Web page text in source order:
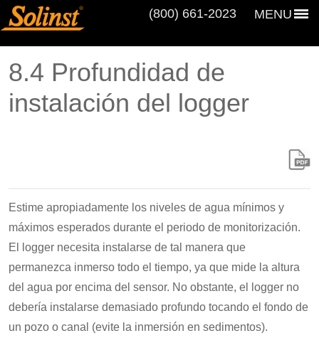
MENU
(800) 661‑2023
8.4 Profundidad de
instalación del logger
Estime apropiadamente los niveles de agua mínimos y
máximos esperados durante el periodo de monitorización.
El logger necesita instalarse de tal manera que
permanezca inmerso todo el tiempo, ya que mide la altura
del agua por encima del sensor. No obstante, el logger no
debería instalarse demasiado profundo tocando el fondo de
un pozo o canal (evite la inmersión en sedimentos).